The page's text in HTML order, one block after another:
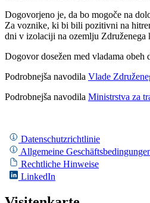
Dogovorjeno je, da bo mogoče na
Za voznike, ki bi bili pozitivni na
dni v izolaciji na ozemlju Združenega
Dogovor dosežen med vladama
Podrobnejša navodila Vlade
Podrobnejša navodila Ministrstva za
Datenschutzrichtlinie
Allgemeine
Rechtliche Hinweise
LinkedIn